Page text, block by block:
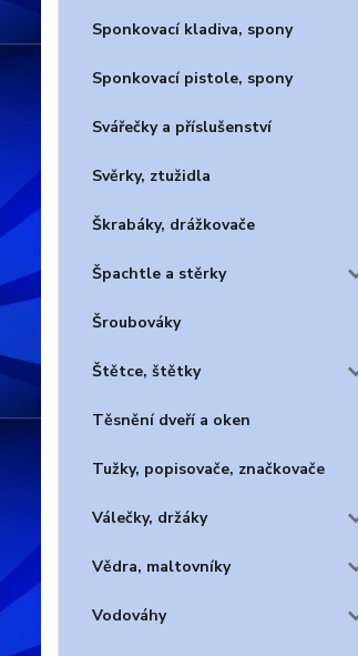
Sponkovací kladiva, spony
Sponkovací pistole, spony
Svářečky a příslušenství
Svěrky, ztužidla
Škrabáky, drážkovače
Špachtle a stěrky
Šroubováky
Štětce, štětky
Těsnění dveří a oken
Tužky, popisovače, značkovače
Válečky, držáky
Vědra, maltovníky
Vodováhy